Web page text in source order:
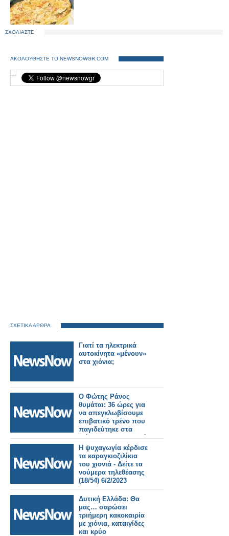
ΣΧΟΛΙΑΣΤΕ
ΑΚΟΛΟΥΘΗΣΤΕ ΤΟ NEWSNOWGR.COM
ΣΧΕΤΙΚΑ ΑΡΘΡΑ
Γιατί τα ηλεκτρικά
αυτοκίνητα «μένουν»
στα χιόνια;
Ο Φώτης Ράνος
θυμάται: 36 ώρες για
να απεγκλωβίσουμε
επιβατικό τρένο που
παγιδεύτηκε στα
χιόνια στο Μεταλλικό
Κιλκίς.
Η ψυχαγωγία κέρδισε
τα καραγκιοζιλίκια
του χιονιά - Δείτε τα
νούμερα τηλεθέασης
(18/54) 6/2/2023
Δυτική Ελλάδα: Θα
μας… σαρώσει
τριήμερη κακοκαιρία
με χιόνια, καταιγίδες
και κρύο